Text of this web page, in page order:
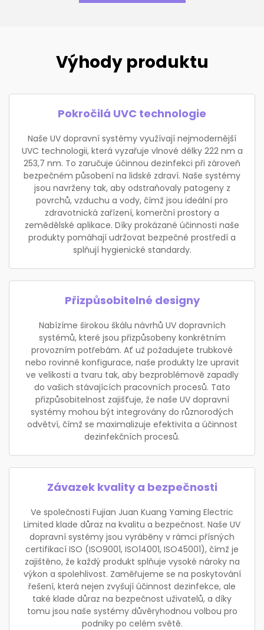
Výhody produktu
Pokročilá UVC technologie
Naše UV dopravní systémy využívají nejmodernější
UVC technologii, která vyzařuje vlnové délky 222 nm a
253,7 nm. To zaručuje účinnou dezinfekci při zároveň
bezpečném působení na lidské zdraví. Naše systémy
jsou navrženy tak, aby odstraňovaly patogeny z
povrchů, vzduchu a vody, čímž jsou ideální pro
zdravotnická zařízení, komerční prostory a
zemědělské aplikace. Díky prokázané účinnosti naše
produkty pomáhají udržovat bezpečné prostředí a
splňují hygienické standardy.
Přizpůsobitelné designy
Nabízíme širokou škálu návrhů UV dopravních
systémů, které jsou přizpůsobeny konkrétním
provozním potřebám. Ať už požadujete trubkové
nebo rovinné konfigurace, naše produkty lze upravit
ve velikosti a tvaru tak, aby bezproblémově zapadly
do vašich stávajících pracovních procesů. Tato
přizpůsobitelnost zajišťuje, že naše UV dopravní
systémy mohou být integrovány do různorodých
odvětví, čímž se maximalizuje efektivita a účinnost
dezinfekčních procesů.
Závazek kvality a bezpečnosti
Ve společnosti Fujian Juan Kuang Yaming Electric
Limited klade důraz na kvalitu a bezpečnost. Naše UV
dopravní systémy jsou vyráběny v rámci přísných
certifikací ISO (ISO9001, ISO14001, ISO45001), čímž je
zajištěno, že každý produkt splňuje vysoké nároky na
výkon a spolehlivost. Zaměřujeme se na poskytování
řešení, která nejen zvyšují účinnost dezinfekce, ale
také klade důraz na bezpečnost uživatelů, a díky
tomu jsou naše systémy důvěryhodnou volbou pro
podniky po celém světě.